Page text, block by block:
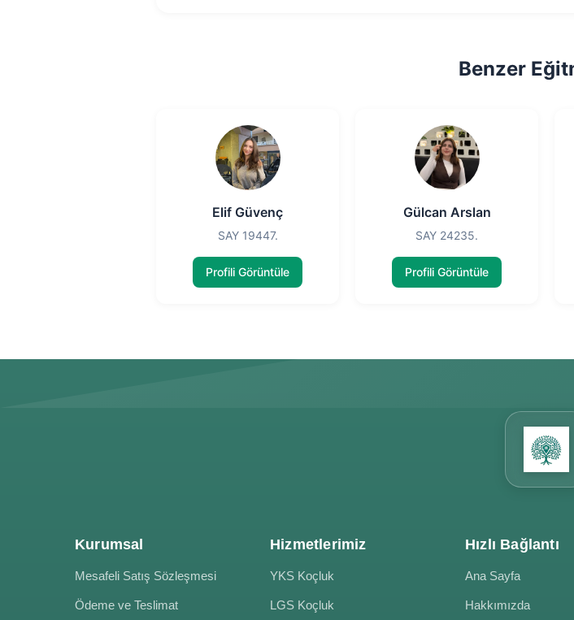
Benzer
Elif Güvenç
SAY 19447.
Profili Görüntüle
Gülcan Arslan
SAY 24235.
Profili Görüntüle
Kurumsal
Mesafeli Satış Sözleşmesi
Ödeme ve Teslimat
Hizmetlerimiz
YKS Koçluk
LGS Koçluk
Hızlı Bağlantı
Ana Sayfa
Hakkımızda